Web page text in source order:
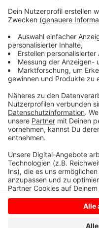
Anzeige
©SC Preußen
Tages- und
Anzeige
Anzeige